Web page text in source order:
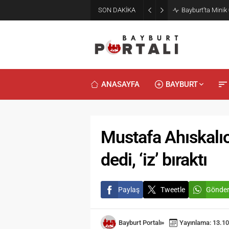
SON DAKİKA Bayburt’ta
ANASAYFA BAYBURT
Mustafa
dedi, ‘iz’ bıraktı
Paylaş Tweetle Gönder
Bayburt Portalı Yayınlama: